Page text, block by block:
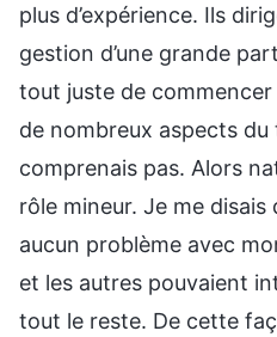
plus d’expérience. Ils
gestion d’une grande
tout juste de
de nombreux aspects du
comprenais pas. Alors
rôle mineur. Je me disais
aucun problème avec
et les autres pouvaient
tout le reste. De cette